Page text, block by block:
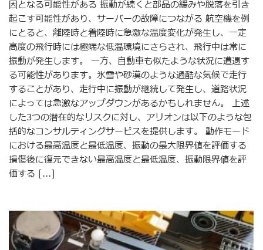
因となる可能性がある 振動が続くと部品の緩みや脱落を引き
起こす可能性があり、サーバーの故障につながる 航空機を例
にとると、離陸時と着陸時に急激な温度変化が発生し、一定
高度の飛行時には極端な低温環境にさらされ、飛行中は常に
振動が発生します。 一方、自動車も似たような状況に遭遇す
る可能性があります。氷雪や砂漠のような過酷な気候で走行
することがあり、走行中に振動が継続して発生し、道路状況
によっては急激なアップダウンがあるかもしれません。 上述
した3つの潜在的なリスクに対し、アリオンは以下のような包
括的なコンサルティングサービスを提供します。 動作モード
における最高温度と最低温度、振動の最大限界値を評価する
損傷後に復元できない最高温度と最低温度、振動限界値を評
価する [...]